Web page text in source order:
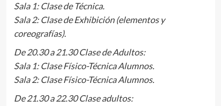
Sala 1: Clase de Técnica.
Sala 2: Clase de Exhibición (elementos y
coreografías).
De 20.30 a 21.30 Clase de Adultos:
Sala 1: Clase Físico-Técnica Alumnos.
Sala 2: Clase Físico-Técnica Alumnos.
De 21.30 a 22.30 Clase adultos: